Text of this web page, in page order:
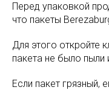
Перед упаковкой
что пакеты
Для этого откройте
пакета не было пыли
Если пакет грязный,